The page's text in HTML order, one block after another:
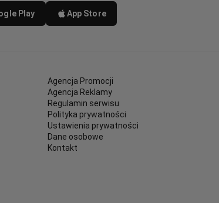
Play App Store
Agencja Promocji
Agencja Reklamy
Regulamin serwisu
Polityka prywatności
Ustawienia prywatności
Dane osobowe
Kontakt